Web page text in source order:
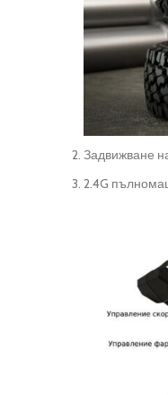
Задвижване
2.4G